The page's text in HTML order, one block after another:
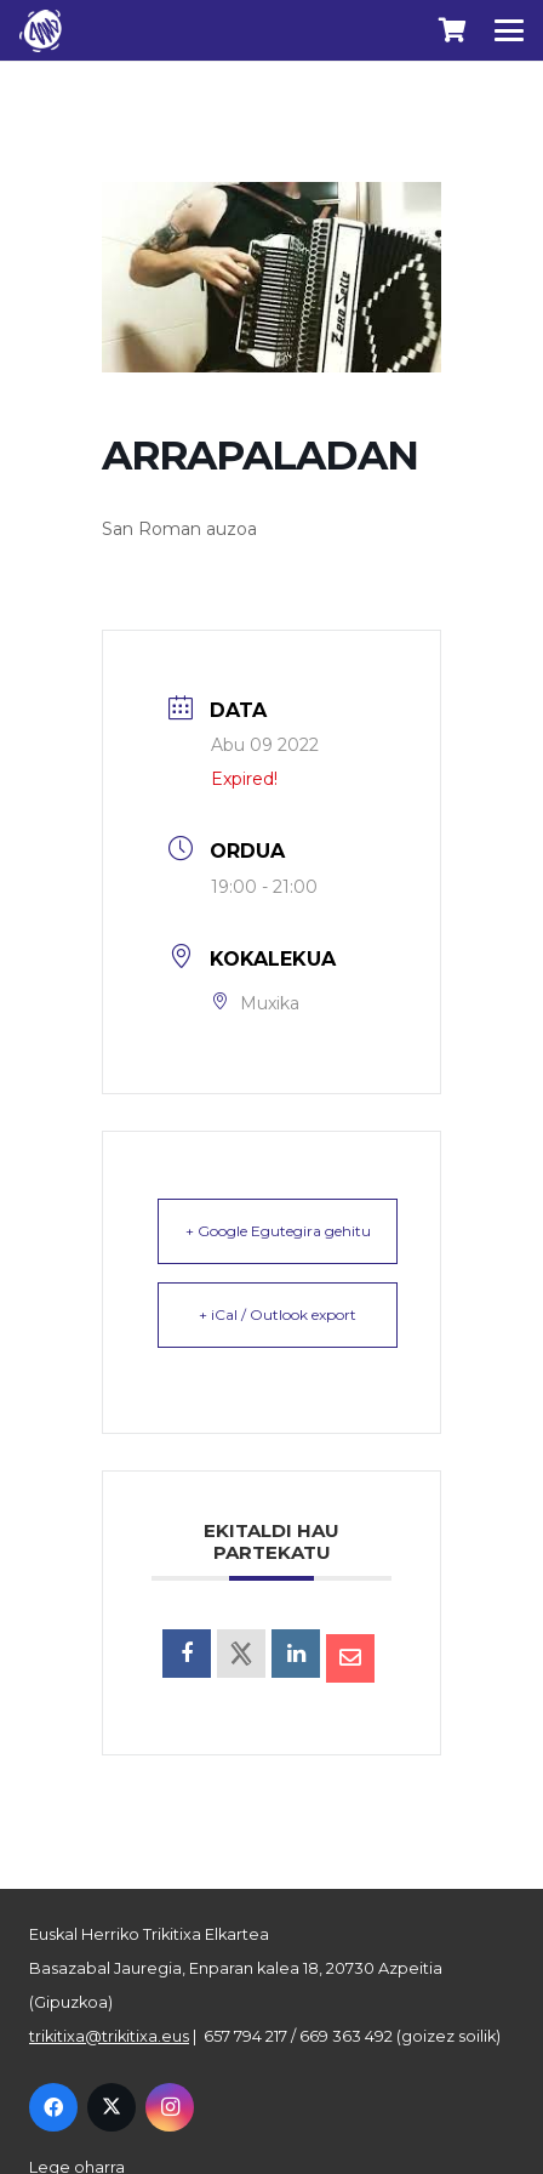
ARRAPALADAN
San Roman auzoa
DATA
Abu 09 2022
Expired!
ORDUA
19:00 - 21:00
KOKALEKUA
Muxika
+ Google Egutegira gehitu
+ iCal / Outlook export
EKITALDI HAU
PARTEKATU
Euskal Herriko Trikitixa Elkartea
Basazabal Jauregia, Enparan kalea 18, 20730 Azpeitia
(Gipuzkoa)
trikitixa@trikitixa.eus | 657 794 217 / 669 363 492 (goizez soilik)
Lege oharra